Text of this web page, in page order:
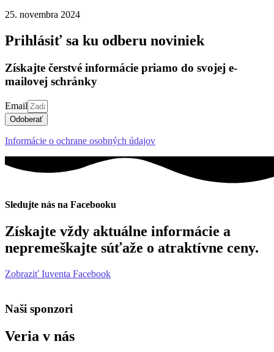
25. novembra 2024
Prihlásiť sa ku odberu noviniek
Získajte čerstvé informácie priamo do svojej e-
mailovej schránky
Email
Odoberať
Informácie o ochrane osobných údajov
Sledujte nás na Facebooku
Získajte vždy aktuálne informácie a
nepremeškajte súťaže o atraktívne ceny.
Zobraziť Iuventa Facebook
Naši sponzori
Veria v nás